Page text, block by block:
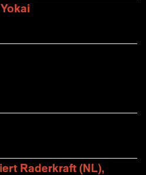
Raderkraft (NL),